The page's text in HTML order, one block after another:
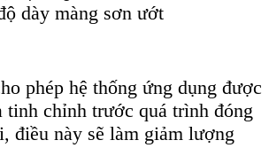
dày màng sơn ướt
phép hệ thống ứng dụng được
tinh chỉnh trước quá trình đóng
điều này sẽ làm giảm lượng